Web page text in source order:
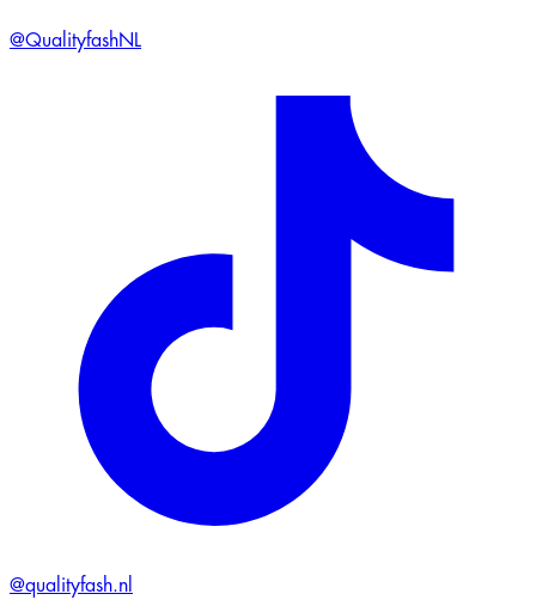
@QualityfashNL
@qualityfash.nl